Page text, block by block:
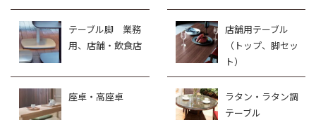
テーブル脚 業務
用、店舗・飲食店
店舗用テーブル
（トップ、脚セッ
ト）
座卓・高座卓
ラタン・ラタン調
テーブル